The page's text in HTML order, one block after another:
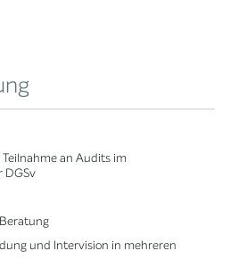
an Audits im
DGSv
und Intervision in mehreren